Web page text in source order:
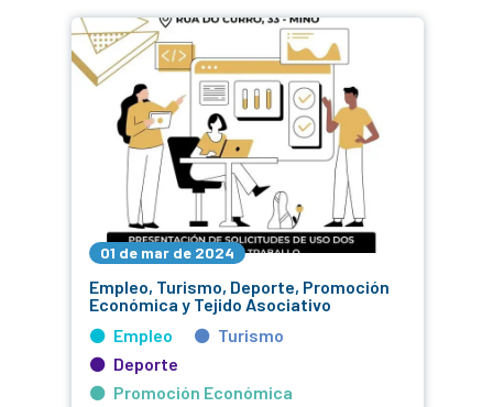
01 de mar de 2024
Empleo, Turismo, Deporte, Promoción
Económica y Tejido Asociativo
Empleo
Turismo
Deporte
Promoción Económica